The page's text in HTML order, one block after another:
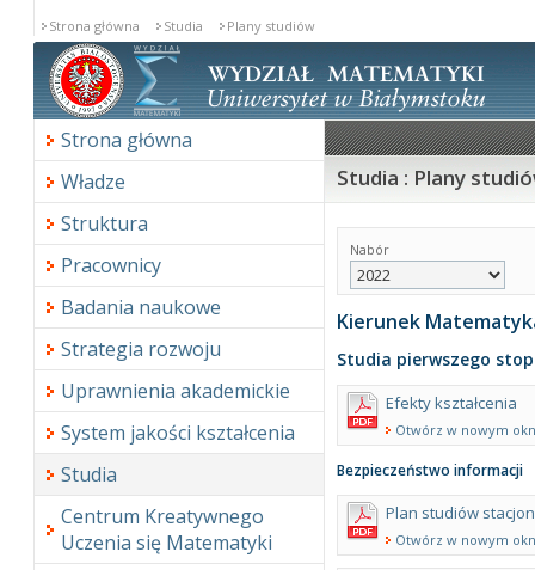
Strona główna Studia Plany studiów
Strona główna
Władze
Struktura
Pracownicy
Badania naukowe
Strategia rozwoju
Uprawnienia akademickie
System jakości kształcenia
Studia
Centrum Kreatywnego
Uczenia się Matematyki
Studia : Plany
Nabór
Kierunek
Studia pierwszego
Efekty kształcenia
Otwórz w nowym
Bezpieczeństwo informacji
Plan studiów
Otwórz w nowym